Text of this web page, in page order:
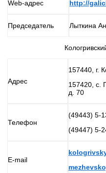
Web-адрес http://
Председатель Лыткина
Адрес
157440, г.
157420, с.
д. 70
Телефон
(49443) 5-
(49447) 5-
E-mail